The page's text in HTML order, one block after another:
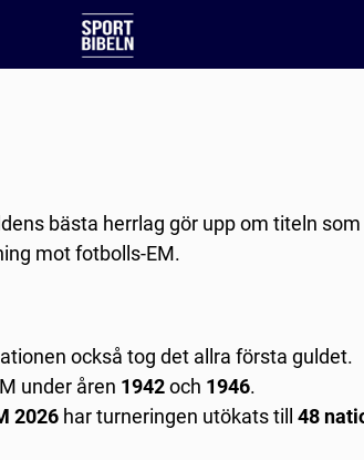
bästa herrlag gör upp om titeln som
mot fotbolls-EM.
också tog det allra första guldet.
under åren 1942och 1946.
2026 har turneringen utökats till 48